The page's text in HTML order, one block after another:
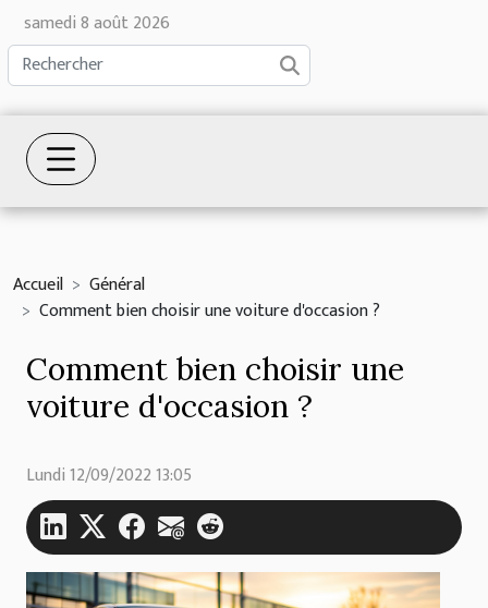
samedi 8 août 2026
Accueil
Général
Comment bien choisir une voiture d'occasion ?
Comment bien choisir une
voiture d'occasion ?
Lundi 12/09/2022 13:05